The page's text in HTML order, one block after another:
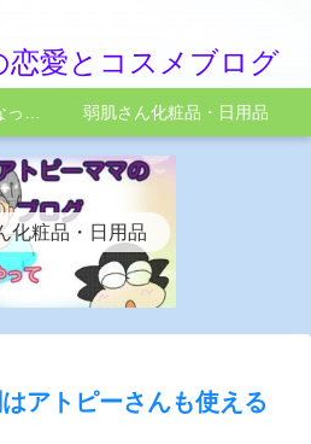
恋愛とコスメブログ
弱肌さん化粧品・日用品
化粧品・日用品
アトピーさんも使える